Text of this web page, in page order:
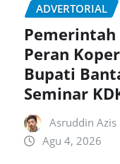
ADVERTORIAL
Peran
Bupati
Seminar
Asruddin Azis
Agu 4, 2026